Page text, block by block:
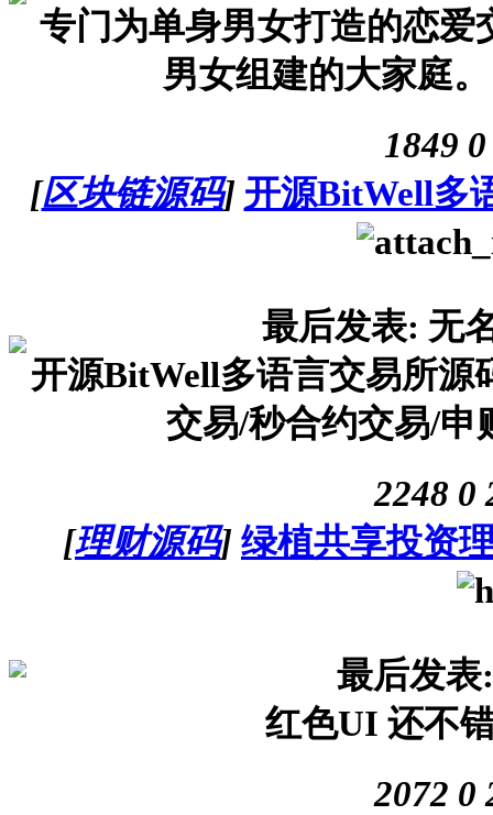
专门为单身男女打造的恋
男女组建的大家庭
1849 0
[区块链源码] 开源BitWell多
最后发表: 无
开源BitWell多语言交易所源
交易/秒合约交易/申
2248 0
[理财源码] 绿植共享投资
最后发
红色UI 还不
2072 0